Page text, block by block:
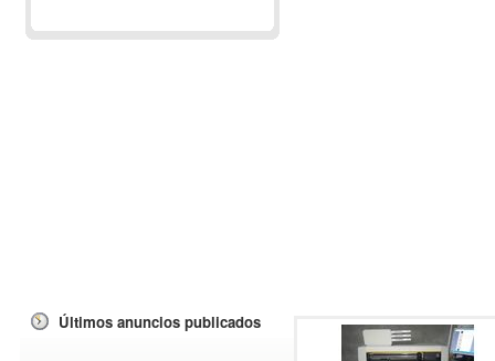
Últimos anuncios publicados